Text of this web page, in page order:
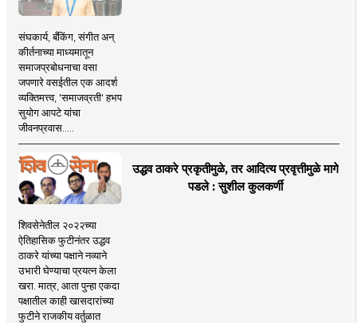
संघकार्य, बँकिंग, संगीत अन्
कीर्तनाच्या माध्यमातून
समाजप्रबोधनाचा वसा
जपणारे वसईतील एक आदर्श
व्यक्तिमत्त्व, 'समाजव्रती' हभप
सुयोग आपटे यांचा
जीवनप्रवास.....
उद्धव ठाकरे प्रकृतीमुळे, तर आदित्य प्रवृत्तीमुळे मागे
पडले : सुशील कुलकर्णी
शिवसेनेतील २०२२च्या
ऐतिहासिक फुटीनंतर उद्धव
ठाकरे यांच्या पक्षाने नव्याने
उभारी घेण्याचा प्रयत्न केला
खरा. मात्र, आता पुन्हा एकदा
पक्षातील काही खासदारांच्या
फुटीने राजकीय वर्तुळात